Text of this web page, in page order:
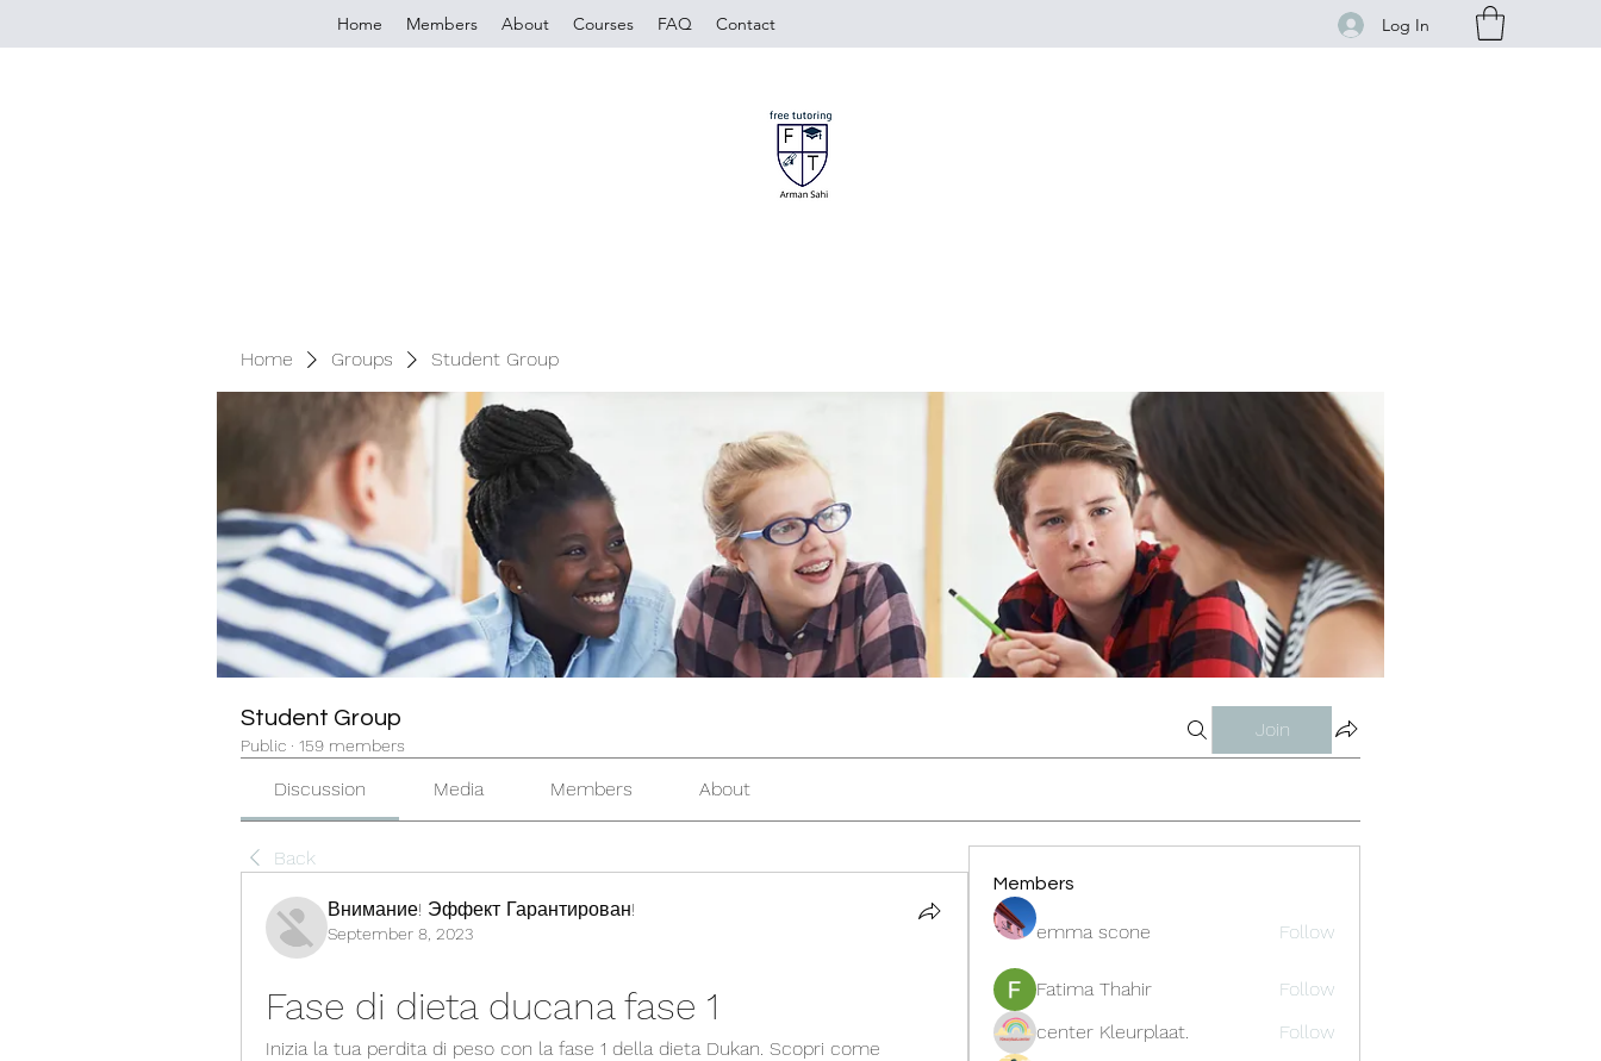
Home Members About Courses FAQ Contact Log In
Home Groups Student Group
Student Group
Public · 159 members
Join
Discussion Media Members About
Back
Внимание! Эффект Гарантирован!
September 8, 2023
Fase di dieta ducana fase 1
Inizia la tua perdita di peso con la fase 1 della dieta Dukan. Scopri come
Members
emma scone Follow
Fatima Thahir
Follow
center Kleurplaat.
Follow